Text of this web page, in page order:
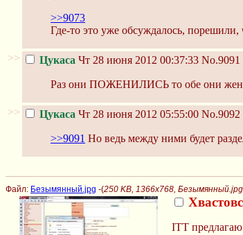
>>9073
Где-то это уже обсуждалось,
>> Цукаса Чт 28 июня 2012 00:37:33 No.9091
Раз они ПОЖЕНИЛИСЬ то обе они
>> Цукаса Чт 28 июня 2012 05:55:00 No.9092
>>9091 Но ведь между ними будет
Файл: Безымянный.jpg -(250 KB, 1366x768, Безымянный.jpg
ITT предлагаю